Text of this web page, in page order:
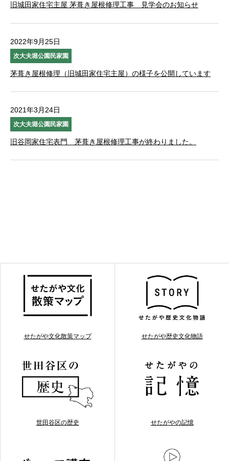
旧城田家住宅主屋 茅葺き屋根修理工事 見学会のお知らせ
2022年9月25日
次大夫堀公園民家園
茅葺き屋根修理（旧城田家住宅主屋）の様子を公開しています
2021年3月24日
次大夫堀公園民家園
旧谷岡家住宅表門 茅葺き屋根修理工事が終わりました。
せたがや文化散策マップ せたがや歴史文化物語
世田谷区の歴史 せたがやの記憶